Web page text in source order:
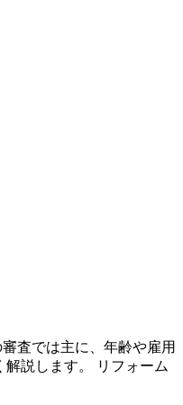
査では主に、年齢や雇用
説します。 リフォーム